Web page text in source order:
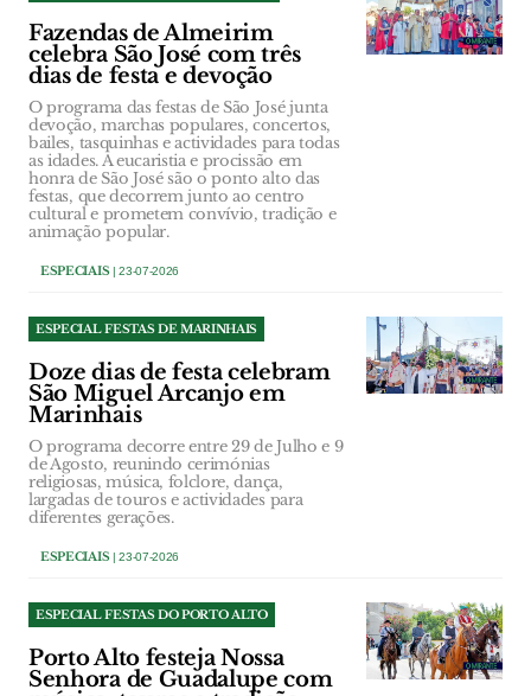
Fazendas de Almeirim
celebra São José com três
dias de festa e devoção
O programa das festas de São José junta
devoção, marchas populares, concertos,
bailes, tasquinhas e actividades para todas
as idades. A eucaristia e procissão em
honra de São José são o ponto alto das
festas, que decorrem junto ao centro
cultural e prometem convívio, tradição e
animação popular.
ESPECIAIS| 23-07-2026
ESPECIAL FESTAS DE MARINHAIS
Doze dias de festa celebram
São Miguel Arcanjo em
Marinhais
O programa decorre entre 29 de Julho e 9
de Agosto, reunindo cerimónias
religiosas, música, folclore, dança,
largadas de touros e actividades para
diferentes gerações.
ESPECIAIS| 23-07-2026
ESPECIAL FESTAS DO PORTO ALTO
Porto Alto festeja Nossa
Senhora de Guadalupe com